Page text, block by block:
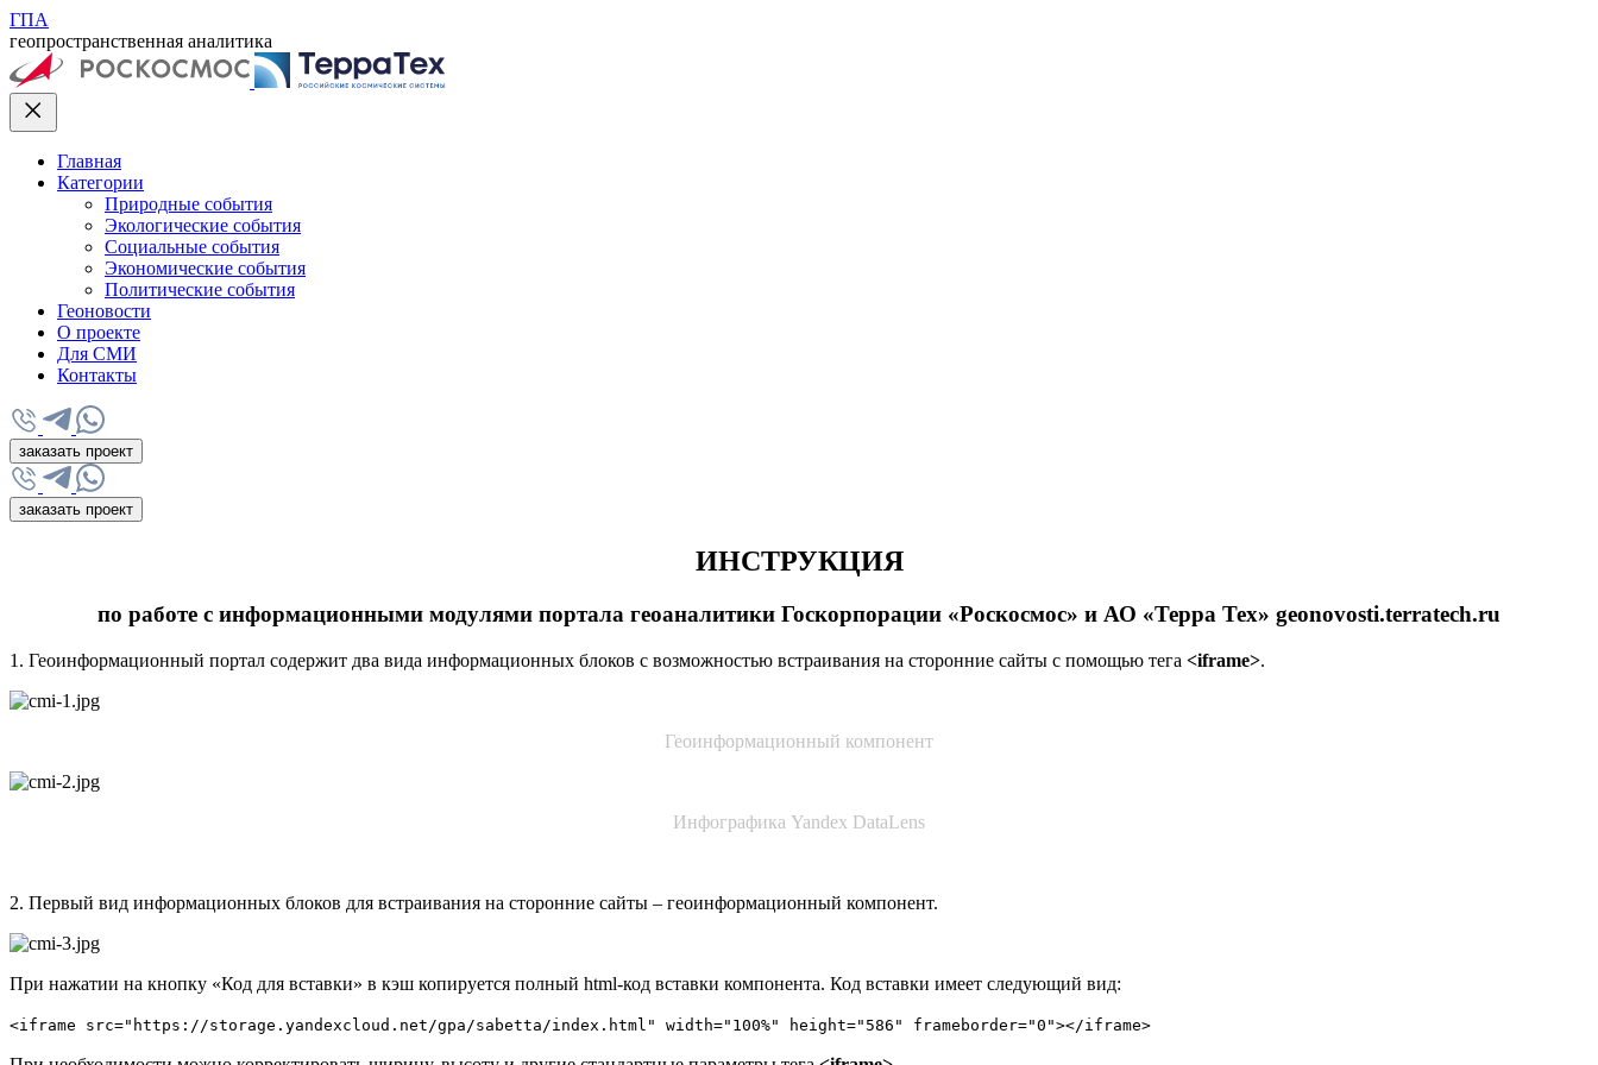
ГПА
геопространственная аналитика
Главная
Категории
Природные события
Экологические события
Социальные события
Экономические события
Политические события
Геоновости
О проекте
Для СМИ
Контакты
заказать проект
заказать проект
ИНСТРУКЦИЯ
по работе с информационными модулями портала геоаналитики Госкорпорации «Роскосмос» и АО «Терра Тех» geonovosti.terratech.ru
1. Геоинформационный портал содержит два вида информационных блоков с возможностью встраивания на сторонние сайты с помощью тега <iframe>.
Геоинформационный компонент
Инфографика Yandex DataLens
2. Первый вид информационных блоков для встраивания на сторонние сайты – геоинформационный компонент.
При нажатии на кнопку «Код для вставки» в кэш копируется полный html-код вставки компонента. Код вставки имеет следующий вид:
<iframe src="https://storage.yandexcloud.net/gpa/sabetta/index.html" width="100%" height="586" frameborder="0"></iframe>